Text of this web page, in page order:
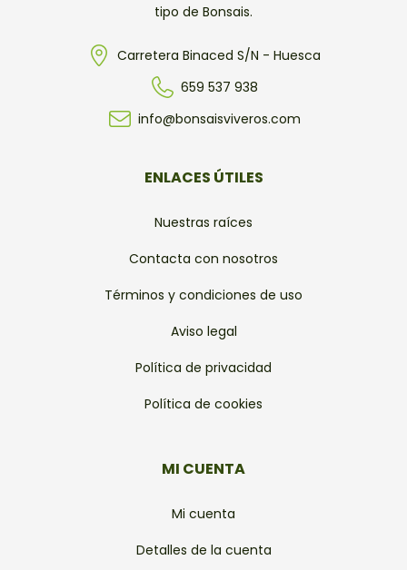
tipo de Bonsais.
Carretera Binaced S/N - Huesca
659 537 938
info@bonsaisviveros.com
ENLACES ÚTILES
Nuestras raíces
Contacta con nosotros
Términos y condiciones de uso
Aviso legal
Política de privacidad
Política de cookies
MI CUENTA
Mi cuenta
Detalles de la cuenta